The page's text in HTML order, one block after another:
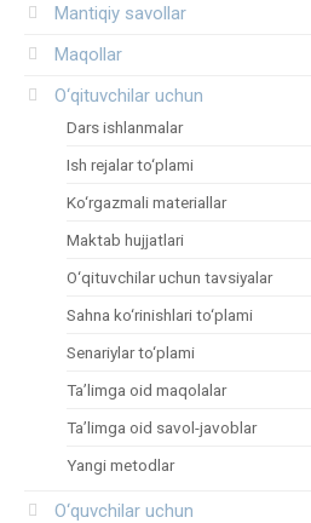
Mantiqiy savollar
Maqollar
O‘qituvchilar uchun
Dars ishlanmalar
Ish rejalar to‘plami
Ko‘rgazmali materiallar
Maktab hujjatlari
O‘qituvchilar uchun tavsiyalar
Sahna ko‘rinishlari to‘plami
Senariylar to‘plami
Ta’limga oid maqolalar
Ta’limga oid savol-javoblar
Yangi metodlar
O‘quvchilar uchun